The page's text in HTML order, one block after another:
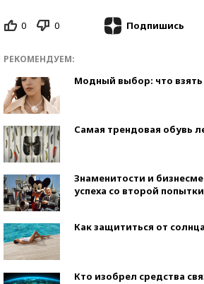
0 0 Подпишись
РЕКОМЕНДУЕМ:
Модный выбор: что взять
Самая трендовая обувь
Знаменитости и
успеха со второй попытки
Как защититься от
Кто изобрел средства